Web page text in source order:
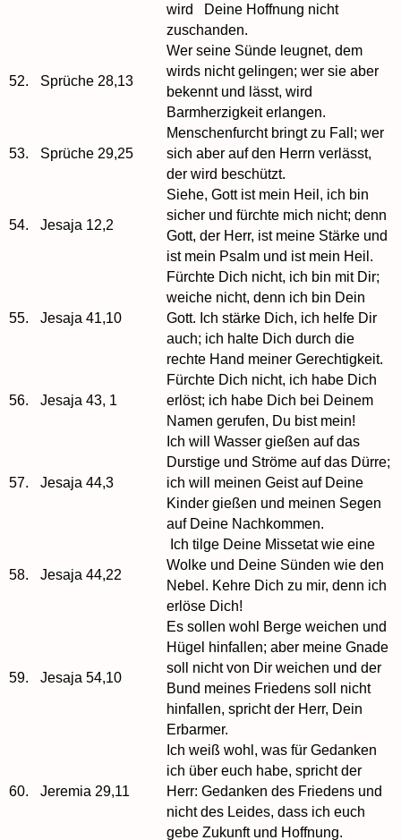
wird Deine Hoffnung nicht
zuschanden.
52. Sprüche 28,13
Wer seine Sünde leugnet, dem
wirds nicht gelingen; wer sie aber
bekennt und lässt, wird
Barmherzigkeit erlangen.
53. Sprüche 29,25
Menschenfurcht bringt zu Fall; wer
sich aber auf den Herrn verlässt,
der wird beschützt.
54. Jesaja 12,2
Siehe, Gott ist mein Heil, ich bin
sicher und fürchte mich nicht; denn
Gott, der Herr, ist meine Stärke und
ist mein Psalm und ist mein Heil.
55. Jesaja 41,10
Fürchte Dich nicht, ich bin mit Dir;
weiche nicht, denn ich bin Dein
Gott. Ich stärke Dich, ich helfe Dir
auch; ich halte Dich durch die
rechte Hand meiner Gerechtigkeit.
56. Jesaja 43, 1
Fürchte Dich nicht, ich habe Dich
erlöst; ich habe Dich bei Deinem
Namen gerufen, Du bist mein!
57. Jesaja 44,3
Ich will Wasser gießen auf das
Durstige und Ströme auf das Dürre;
ich will meinen Geist auf Deine
Kinder gießen und meinen Segen
auf Deine Nachkommen.
58. Jesaja 44,22
Ich tilge Deine Missetat wie eine
Wolke und Deine Sünden wie den
Nebel. Kehre Dich zu mir, denn ich
erlöse Dich!
59. Jesaja 54,10
Es sollen wohl Berge weichen und
Hügel hinfallen; aber meine Gnade
soll nicht von Dir weichen und der
Bund meines Friedens soll nicht
hinfallen, spricht der Herr, Dein
Erbarmer.
60. Jeremia 29,11
Ich weiß wohl, was für Gedanken
ich über euch habe, spricht der
Herr: Gedanken des Friedens und
nicht des Leides, dass ich euch
gebe Zukunft und Hoffnung.